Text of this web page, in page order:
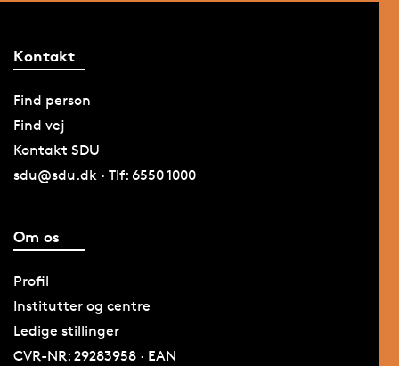
Kontakt
Find person
Find vej
Kontakt SDU
sdu@sdu.dk · Tlf: 6550 1000
Om os
Profil
Institutter og centre
Ledige stillinger
CVR-NR: 29283958 · EAN